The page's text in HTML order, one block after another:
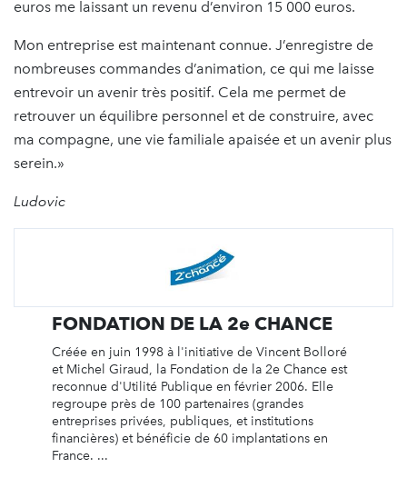
euros me laissant un revenu d’environ 15 000 euros.
Mon entreprise est maintenant connue. J’enregistre de
nombreuses commandes d’animation, ce qui me laisse
entrevoir un avenir très positif. Cela me permet de
retrouver un équilibre personnel et de construire, avec
ma compagne, une vie familiale apaisée et un avenir plus
serein.»
Ludovic
FONDATION DE LA 2e CHANCE
Créée en juin 1998 à l'initiative de Vincent Bolloré
et Michel Giraud, la Fondation de la 2e Chance est
reconnue d'Utilité Publique en février 2006. Elle
regroupe près de 100 partenaires (grandes
entreprises privées, publiques, et institutions
financières) et bénéficie de 60 implantations en
France. ...